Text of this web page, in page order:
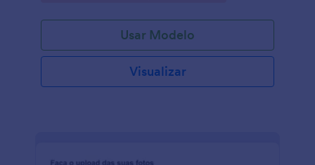
Usar Modelo
Visualizar